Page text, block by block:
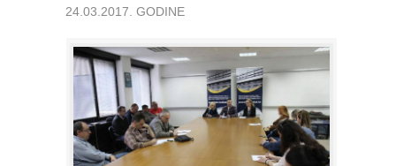
24.03.2017. GODINE